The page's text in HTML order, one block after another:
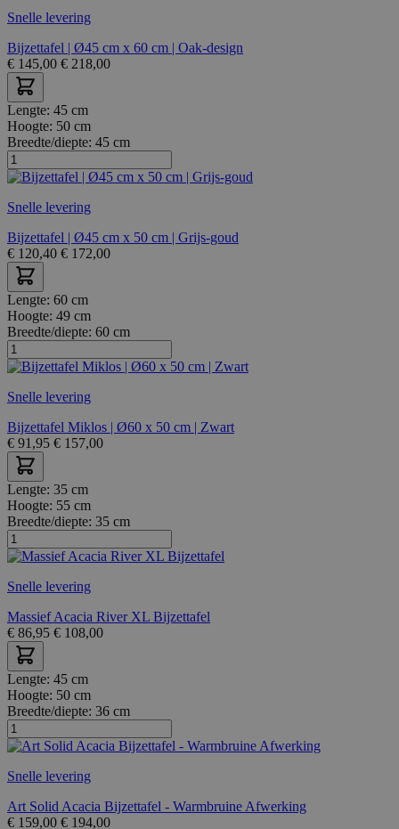
Snelle levering
Bijzettafel | Ø45 cm x 60 cm | Oak-design
€ 145,00 € 218,00
Lengte: 45 cm
Hoogte: 50 cm
Breedte/diepte: 45 cm
Snelle levering
Bijzettafel | Ø45 cm x 50 cm | Grijs-goud
€ 120,40 € 172,00
Lengte: 60 cm
Hoogte: 49 cm
Breedte/diepte: 60 cm
Snelle levering
Bijzettafel Miklos | Ø60 x 50 cm | Zwart
€ 91,95 € 157,00
Lengte: 35 cm
Hoogte: 55 cm
Breedte/diepte: 35 cm
Snelle levering
Massief Acacia River XL Bijzettafel
€ 86,95 € 108,00
Lengte: 45 cm
Hoogte: 50 cm
Breedte/diepte: 36 cm
Snelle levering
Art Solid Acacia Bijzettafel - Warmbruine Afwerking
€ 159,00 € 194,00